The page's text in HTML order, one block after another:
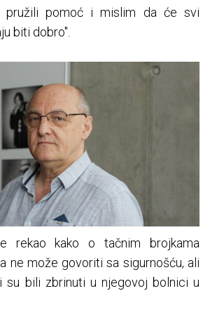
pružili pomoć i mislim da će svi
biti dobro".
rekao kako o tačnim brojkama
ne može govoriti sa sigurnošću, ali
su bili zbrinuti u njegovoj bolnici u